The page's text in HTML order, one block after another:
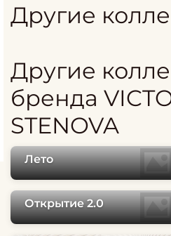
Другие
Другие
бренда
STENOVA
Лето
Открытие 2.0